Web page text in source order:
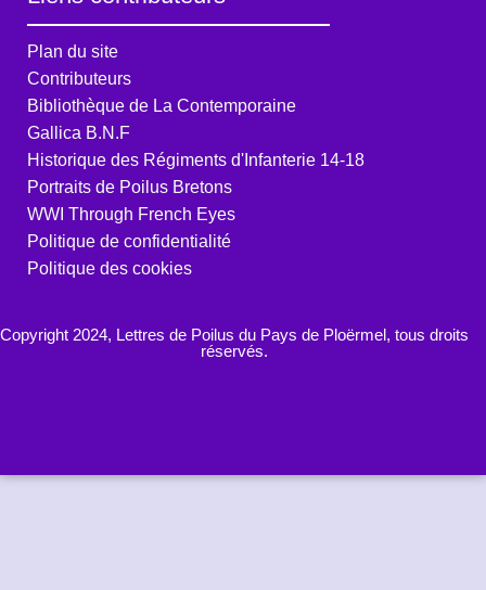
Plan du site
Contributeurs
Bibliothèque de La Contemporaine
Gallica B.N.F
Historique des Régiments d'Infanterie 14-18
Portraits de Poilus Bretons
WWI Through French Eyes
Politique de confidentialité
Politique des cookies
Copyright 2024, Lettres de Poilus du Pays de Ploërmel, tous droits
réservés.